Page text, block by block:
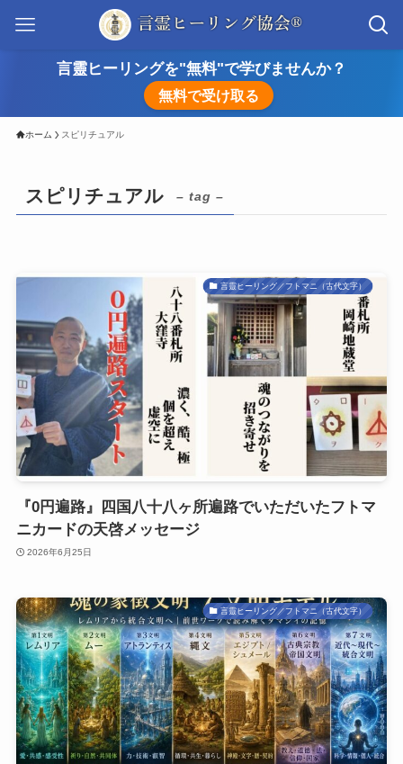
言靈ヒーリングを"無料"で学びませんか？
無料で受け取る
ホーム スピリチュアル
スピリチュアル – tag –
言靈ヒーリング／フトマニ（古代文字）
『0円遍路』四国八十八ヶ所遍路でいただいたフトマ
ニカードの天啓メッセージ
2026年6月25日
言靈ヒーリング／フトマニ（古代文字）